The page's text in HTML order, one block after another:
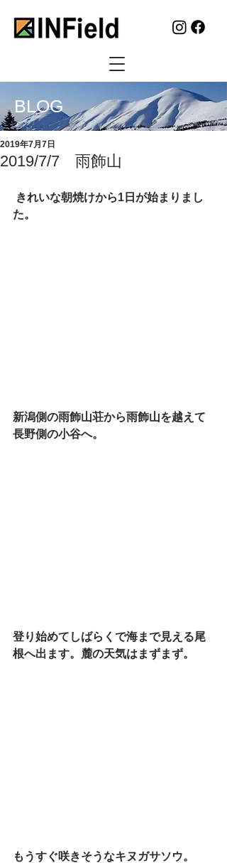
BLOG
2019/7/7 雨飾山
2019年7月7日
た。
新潟側の雨飾山荘から雨飾山を越えて
長野側の小谷へ。
登り始めてしばらくで海まで見える尾
根へ出ます。麓の天気はまずまず。
もうすぐ咲きそうなキヌガサソウ。